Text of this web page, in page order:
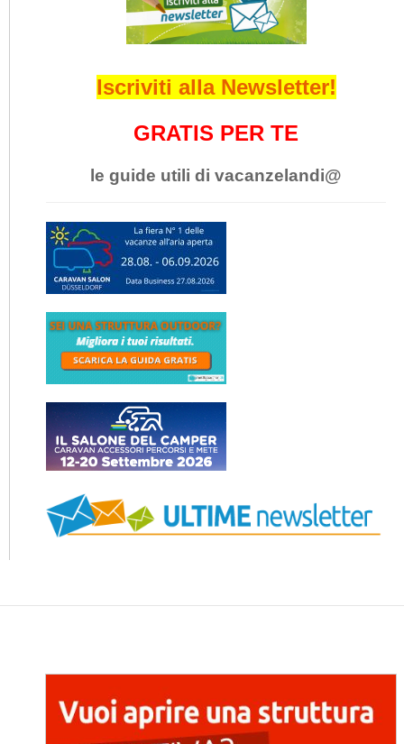
Iscriviti alla Newsletter!
GRATIS PER TE
le guide utili di vacanzelandi@